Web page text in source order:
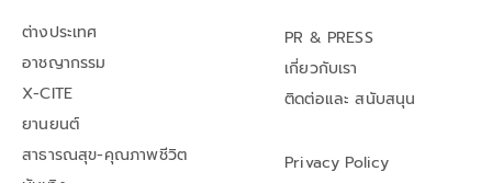
ต่างประเทศ
อาชญากรรม
X-CITE
ยานยนต์
สาธารณสุข-คุณภาพชีวิต
PR & PRESS
เกี่ยวกับเรา
ติดต่อและ สนับสนุน
Privacy Policy